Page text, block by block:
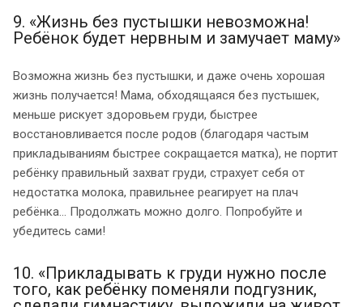
9. «Жизнь без пустышки невозможна!
Ребёнок будет нервным и замучает маму»
Возможна жизнь без пустышки, и даже очень хорошая
жизнь получается! Мама, обходящаяся без пустышек,
меньше рискует здоровьем груди, быстрее
восстановливается после родов (благодаря частым
прикладываниям быстрее сокращается матка), не портит
ребёнку правильный захват груди, страхует себя от
недостатка молока, правильнее реагирует на плач
ребёнка... Продолжать можно долго. Попробуйте и
убедитесь сами!
10. «Прикладывать к груди нужно после
того, как ребёнку поменяли подгузник,